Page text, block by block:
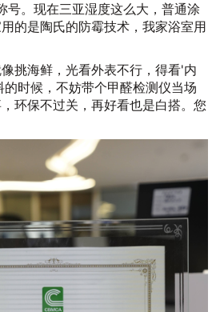
号。现在三亚湿度这么大，普通涂
的是陶氏的防霉技术，我家浴室用
挑海鲜，光看外表不行，得看'内
时候，不妨带个甲醛检测仪当场
环保不过关，再好看也是白搭。您